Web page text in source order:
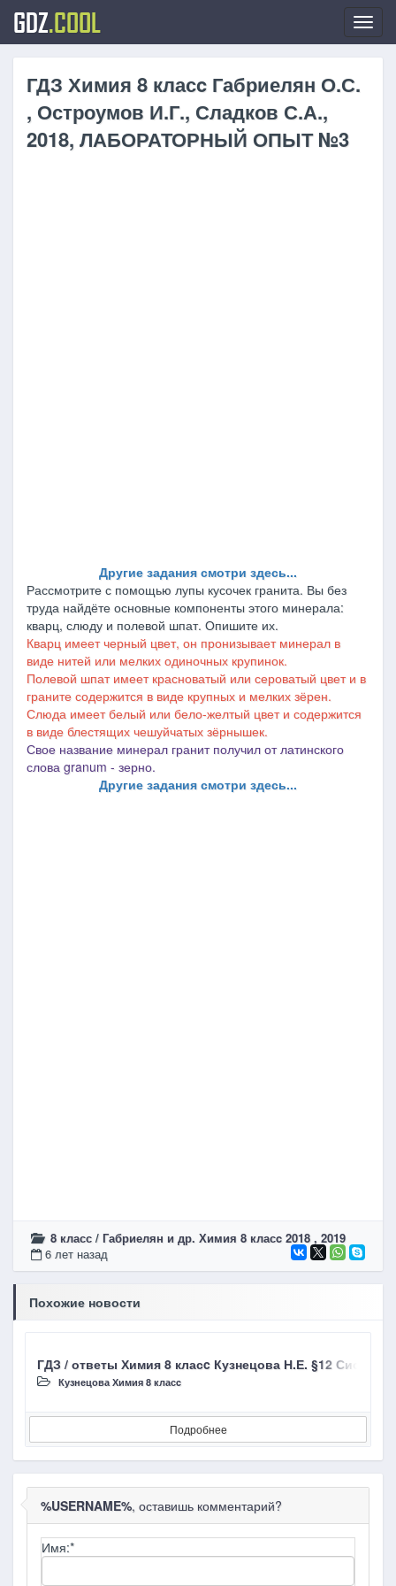
GDZ.COOL
ГДЗ Химия 8 класc Габриелян О.С.
, Остроумов И.Г., Сладков С.А.,
2018, ЛАБОРАТОРНЫЙ ОПЫТ №3
Другие задания смотри здесь...
Рассмотрите с помощью лупы кусочек гранита. Вы без
труда найдёте основные компоненты этого минерала:
кварц, слюду и полевой шпат. Опишите их.
Кварц имеет черный цвет, он пронизывает минерал в
виде нитей или мелких одиночных крупинок.
Полевой шпат имеет красноватый или сероватый цвет и в
граните содержится в виде крупных и мелких зёрен.
Слюда имеет белый или бело-желтый цвет и содержится
в виде блестящих чешуйчатых зёрнышек.
Свое название минерал гранит получил от латинского
слова granum - зерно.
Другие задания смотри здесь...
8 класс / Габриелян и др. Химия 8 класc 2018 , 2019
6 лет назад
Похожие новости
ГДЗ / ответы Химия 8 класc Кузнецова Н.Е. §12
Кузнецова Химия 8 класc
Подробнее
%USERNAME%, оставишь комментарий?
Имя:*